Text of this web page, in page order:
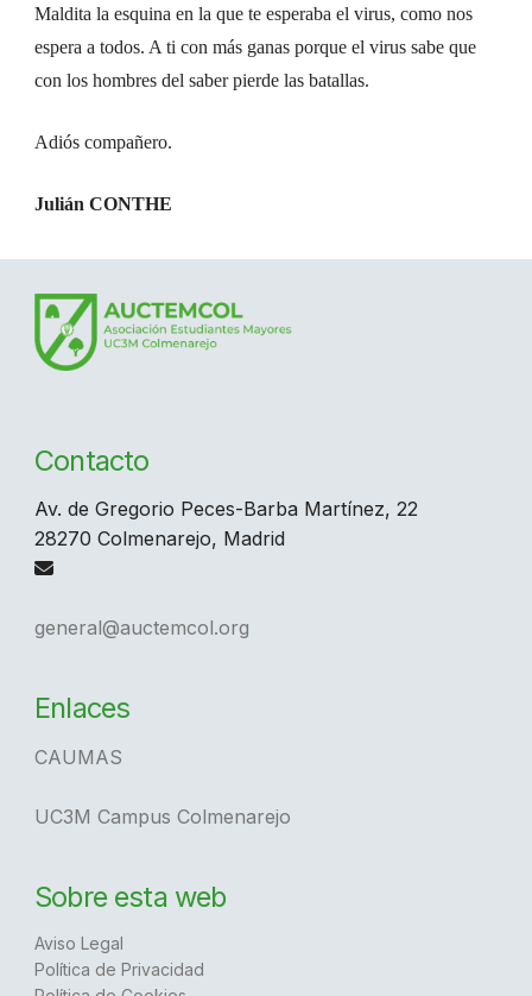
Maldita la esquina en la que te esperaba el virus, como nos
espera a todos. A ti con más ganas porque el virus sabe que
con los hombres del saber pierde las batallas.
Adiós compañero.
Julián CONTHE
Contacto
Av. de Gregorio Peces-Barba Martínez, 22
28270 Colmenarejo, Madrid
general@auctemcol.org
Enlaces
CAUMAS
UC3M Campus Colmenarejo
Sobre esta web
Aviso Legal
Política de Privacidad